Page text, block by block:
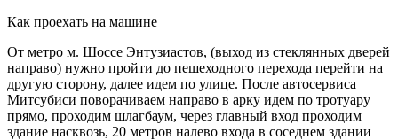
Как проехать на машине
От метро м. Шоссе Энтузиастов, (выход из стеклянных дверей
направо) нужно пройти до пешеходного перехода перейти на
другую сторону, далее идем по улице. После автосервиса
Митсубиси поворачиваем направо в арку идем по тротуару
прямо, проходим шлагбаум, через главный вход проходим
здание насквозь, 20 метров налево входа в соседнем здании